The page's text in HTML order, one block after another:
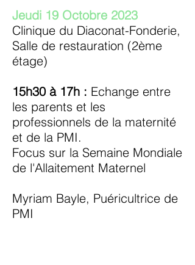
Jeudi 19 Octobre 2023
Clinique du Diaconat-Fonderie,
Salle de restauration (2ème
étage)
15h30 à 17h : Echange entre
les parents et les
professionnels de la maternité
et de la PMI.
Focus sur la Semaine Mondiale
de l'Allaitement Maternel
Myriam Bayle, Puéricultrice de
PMI